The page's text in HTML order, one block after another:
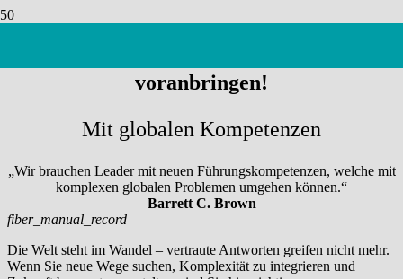
voranbringen!
Mit globalen Kompetenzen
Wir brauchen Leader mit neuen Führungskompetenzen, welche mit
komplexen globalen Problemen umgehen können.
Barrett C. Brown
fiber_manual_record
Die Welt steht im Wandel – vertraute Antworten greifen nicht mehr.
Wenn Sie neue Wege suchen, Komplexität zu integrieren und